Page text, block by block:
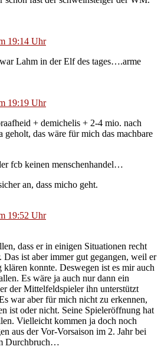
19:14 Uhr
Lahm in der Elf des tages….arme
19:19 Uhr
+ demichelis + 2-4 mio. nach
geholt, das wäre für mich das machbare
fcb keinen menschenhandel…
an, dass micho geht.
19:52 Uhr
dass er in einigen Situationen recht
ist aber immer gut gegangen, weil er
klären konnte. Deswegen ist es mir auch
Es wäre ja auch nur dann ein
der Mittelfeldspieler ihn unterstützt
war aber für mich nicht zu erkennen,
ist oder nicht. Seine Spieleröffnung hat
Vielleicht kommen ja doch noch
aus der Vor-Vorsaison im 2. Jahr bei
Durchbruch…